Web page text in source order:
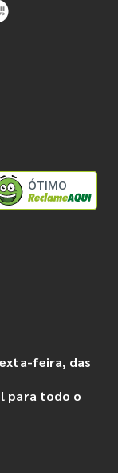
ÓTIMO
feira, das
para todo o